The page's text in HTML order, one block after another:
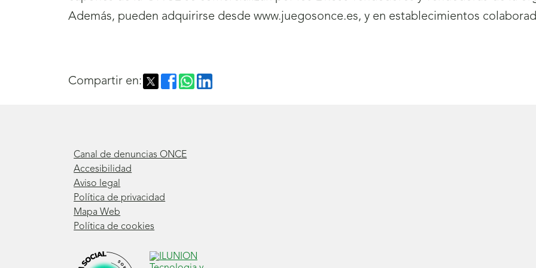
Además, pueden adquirirse desde www.juegosonce.es, y en establecimientos
Compartir en:
Canal de denuncias ONCE
Accesibilidad
Aviso legal
Política de privacidad
Mapa Web
Política de cookies